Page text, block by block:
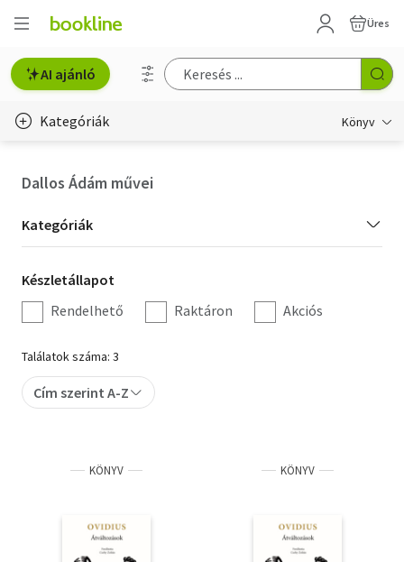
Üres
AI ajánló
Kategóriák Könyv
Hobbi, szabadidő
Irodalom
Művészet
Szakkönyv
Tankönyv, segédkönyv
Természettudomány
Dallos Ádám művei
Kategória
szűrés
Kategóriák
Készletállapot
szűrés
Készletállapot
Rendelhető
Raktáron Akciós
Találatok száma: 3
Cím szerint A-Z
KÖNYV KÖNYV